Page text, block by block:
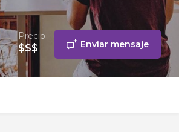
Precio
$$$ Enviar mensaje